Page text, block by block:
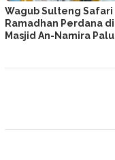
Wagub Sulteng Safari
Ramadhan Perdana di
Masjid An-Namira Palu